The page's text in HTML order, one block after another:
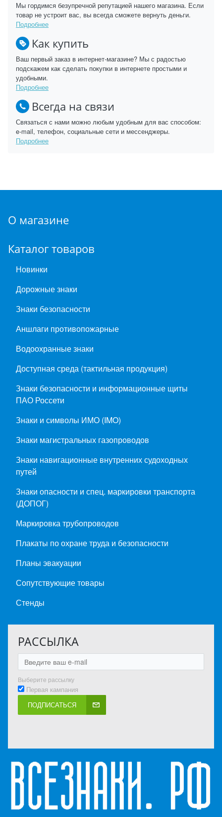
Мы гордимся безупречной репутацией нашего магазина. Если
товар не устроит вас, вы всегда сможете вернуть деньги.
Подробнее
Как купить
Ваш первый заказ в интернет-магазине? Мы с радостью
подскажем как сделать покупки в интернете простыми и
удобными.
Подробнее
Всегда на связи
Связаться с нами можно любым удобным для вас способом:
e-mail, телефон, социальные сети и мессенджеры.
Подробнее
О магазине
Каталог товаров
Новинки
Дорожные знаки
Знаки безопасности
Аншлаги противопожарные
Водоохранные знаки
Доступная среда (тактильная продукция)
Знаки безопасности и информационные щиты
ПАО Россети
Знаки и символы ИМО (IMO)
Знаки магистральных газопроводов
Знаки навигационные внутренних судоходных
путей
Знаки опасности и спец. маркировки транспорта
(ДОПОГ)
Маркировка трубопроводов
Плакаты по охране труда и безопасности
Планы эвакуации
Сопутствующие товары
Стенды
РАССЫЛКА
Выберите рассылку
Первая кампания
ПОДПИСАТЬСЯ